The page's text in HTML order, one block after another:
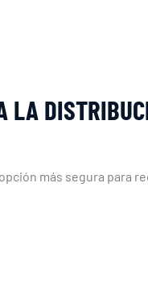
LA
más segura para